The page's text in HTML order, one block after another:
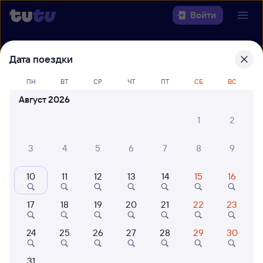
Войти
Выберите день, чтобы найти
Когда
Кто едет
Найти поезда
Дата поездки
ПН ВТ СР ЧТ ПТ СБ ВС
Август 2026
1
2
3 4 5 6 7 8 9
10 11 12 13 14 15 16
17 18 19 20 21 22 23
24 25 26 27 28 29 30